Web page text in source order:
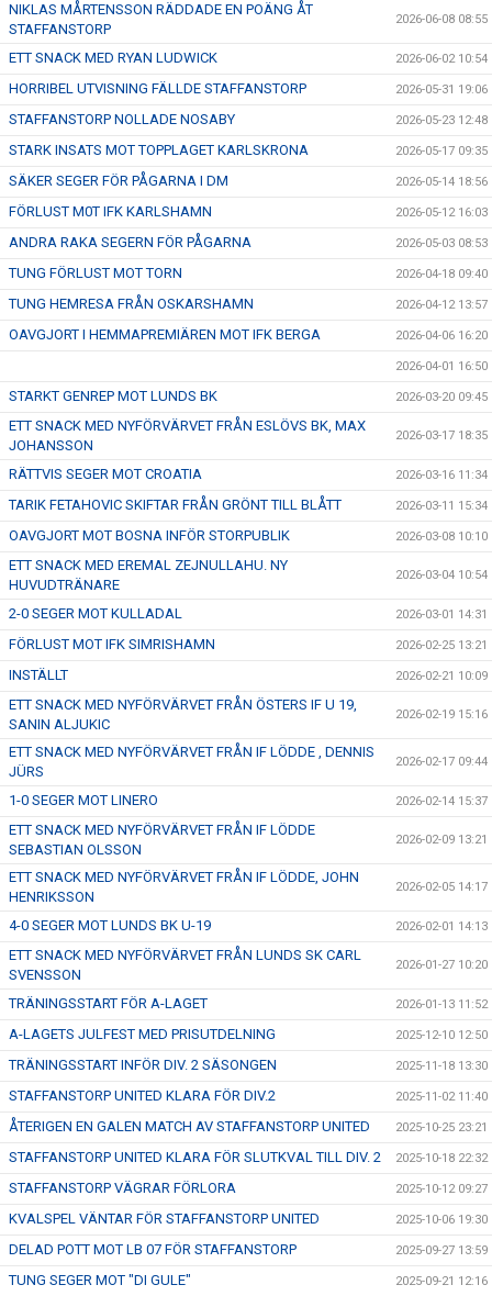
NIKLAS MÅRTENSSON RÄDDADE EN POÄNG ÅT
STAFFANSTORP
2026-06-08 08:55
ETT SNACK MED RYAN LUDWICK 2026-06-02 10:54
HORRIBEL UTVISNING FÄLLDE STAFFANSTORP 2026-05-31 19:06
STAFFANSTORP NOLLADE NOSABY 2026-05-23 12:48
STARK INSATS MOT TOPPLAGET KARLSKRONA 2026-05-17 09:35
SÄKER SEGER FÖR PÅGARNA I DM 2026-05-14 18:56
FÖRLUST M0T IFK KARLSHAMN 2026-05-12 16:03
ANDRA RAKA SEGERN FÖR PÅGARNA 2026-05-03 08:53
TUNG FÖRLUST MOT TORN 2026-04-18 09:40
TUNG HEMRESA FRÅN OSKARSHAMN 2026-04-12 13:57
OAVGJORT I HEMMAPREMIÄREN MOT IFK BERGA 2026-04-06 16:20
2026-04-01 16:50
STARKT GENREP MOT LUNDS BK 2026-03-20 09:45
ETT SNACK MED NYFÖRVÄRVET FRÅN ESLÖVS BK, MAX
JOHANSSON
2026-03-17 18:35
RÄTTVIS SEGER MOT CROATIA 2026-03-16 11:34
TARIK FETAHOVIC SKIFTAR FRÅN GRÖNT TILL BLÅTT 2026-03-11 15:34
OAVGJORT MOT BOSNA INFÖR STORPUBLIK 2026-03-08 10:10
ETT SNACK MED EREMAL ZEJNULLAHU. NY
HUVUDTRÄNARE
2026-03-04 10:54
2-0 SEGER MOT KULLADAL 2026-03-01 14:31
FÖRLUST MOT IFK SIMRISHAMN 2026-02-25 13:21
INSTÄLLT 2026-02-21 10:09
ETT SNACK MED NYFÖRVÄRVET FRÅN ÖSTERS IF U 19,
SANIN ALJUKIC
2026-02-19 15:16
ETT SNACK MED NYFÖRVÄRVET FRÅN IF LÖDDE , DENNIS
JÜRS
2026-02-17 09:44
1-0 SEGER MOT LINERO 2026-02-14 15:37
ETT SNACK MED NYFÖRVÄRVET FRÅN IF LÖDDE
SEBASTIAN OLSSON
2026-02-09 13:21
ETT SNACK MED NYFÖRVÄRVET FRÅN IF LÖDDE, JOHN
HENRIKSSON
2026-02-05 14:17
4-0 SEGER MOT LUNDS BK U-19 2026-02-01 14:13
ETT SNACK MED NYFÖRVÄRVET FRÅN LUNDS SK CARL
SVENSSON
2026-01-27 10:20
TRÄNINGSSTART FÖR A-LAGET 2026-01-13 11:52
A-LAGETS JULFEST MED PRISUTDELNING 2025-12-10 12:50
TRÄNINGSSTART INFÖR DIV. 2 SÄSONGEN 2025-11-18 13:30
STAFFANSTORP UNITED KLARA FÖR DIV.2 2025-11-02 11:40
ÅTERIGEN EN GALEN MATCH AV STAFFANSTORP UNITED 2025-10-25 23:21
STAFFANSTORP UNITED KLARA FÖR SLUTKVAL TILL DIV. 2 2025-10-18 22:32
STAFFANSTORP VÄGRAR FÖRLORA 2025-10-12 09:27
KVALSPEL VÄNTAR FÖR STAFFANSTORP UNITED 2025-10-06 19:30
DELAD POTT MOT LB 07 FÖR STAFFANSTORP 2025-09-27 13:59
TUNG SEGER MOT "DI GULE" 2025-09-21 12:16